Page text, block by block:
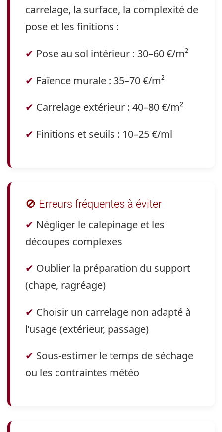
carrelage, la surface, la complexité de
pose et les finitions :
✔ Pose au sol intérieur : 30–60 €/m²
✔ Faïence murale : 35–70 €/m²
✔ Carrelage extérieur : 40–80 €/m²
✔ Finitions et seuils : 10–25 €/ml
🚫 Erreurs fréquentes à éviter
✔ Négliger le calepinage et les
découpes complexes
✔ Oublier la préparation du support
(chape, ragréage)
✔ Choisir un carrelage non adapté à
l’usage (extérieur, passage)
✔ Sous-estimer le temps de séchage
ou les contraintes météo